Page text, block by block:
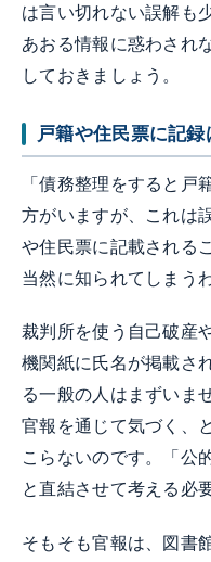
は言い切れない誤解も
あおる情報に惑わされ
しておきましょう。
戸籍や住民票に記
「債務整理をすると戸
方がいますが、これは
や住民票に記載される
当然に知られてしまう
裁判所を使う自己破産
機関紙に氏名が掲載さ
る一般の人はまずいま
官報を通じて気づく、
こらないのです。「公
と直結させて考える必
そもそも官報は、図書